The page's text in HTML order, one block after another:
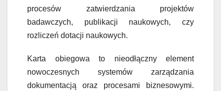
procesów zatwierdzania projektów
badawczych, publikacji naukowych, czy
rozliczeń dotacji naukowych.
Karta obiegowa to nieodłączny element
nowoczesnych systemów zarządzania
dokumentacją oraz procesami biznesowymi.